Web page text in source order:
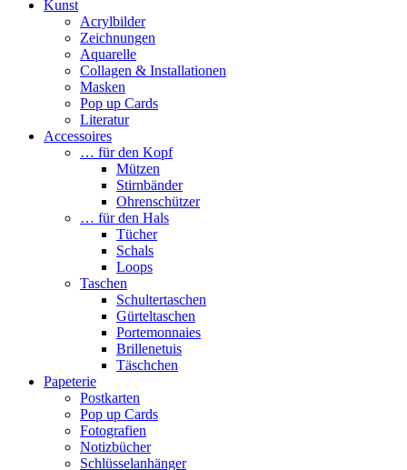
Kunst
Acrylbilder
Zeichnungen
Aquarelle
Collagen & Installationen
Masken
Pop up Cards
Literatur
Accessoires
… für den Kopf
Mützen
Stirnbänder
Ohrenschützer
… für den Hals
Tücher
Schals
Loops
Taschen
Schultertaschen
Gürteltaschen
Portemonnaies
Brillenetuis
Täschchen
Papeterie
Postkarten
Pop up Cards
Fotografien
Notizbücher
Schlüsselanhänger